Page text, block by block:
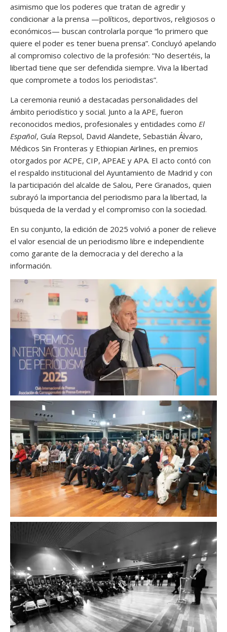
asimismo que los poderes que tratan de agredir y
condicionar a la prensa —políticos, deportivos, religiosos o
económicos— buscan controlarla porque “lo primero que
quiere el poder es tener buena prensa”. Concluyó apelando
al compromiso colectivo de la profesión: “No desertéis, la
libertad tiene que ser defendida siempre. Viva la libertad
que compromete a todos los periodistas”.
La ceremonia reunió a destacadas personalidades del
ámbito periodístico y social. Junto a la APE, fueron
reconocidos medios, profesionales y entidades como El
Español, Guía Repsol, David Alandete, Sebastián Álvaro,
Médicos Sin Fronteras y Ethiopian Airlines, en premios
otorgados por ACPE, CIP, APEAE y APA. El acto contó con
el respaldo institucional del Ayuntamiento de Madrid y con
la participación del alcalde de Salou, Pere Granados, quien
subrayó la importancia del periodismo para la libertad, la
búsqueda de la verdad y el compromiso con la sociedad.
En su conjunto, la edición de 2025 volvió a poner de relieve
el valor esencial de un periodismo libre e independiente
como garante de la democracia y del derecho a la
información.